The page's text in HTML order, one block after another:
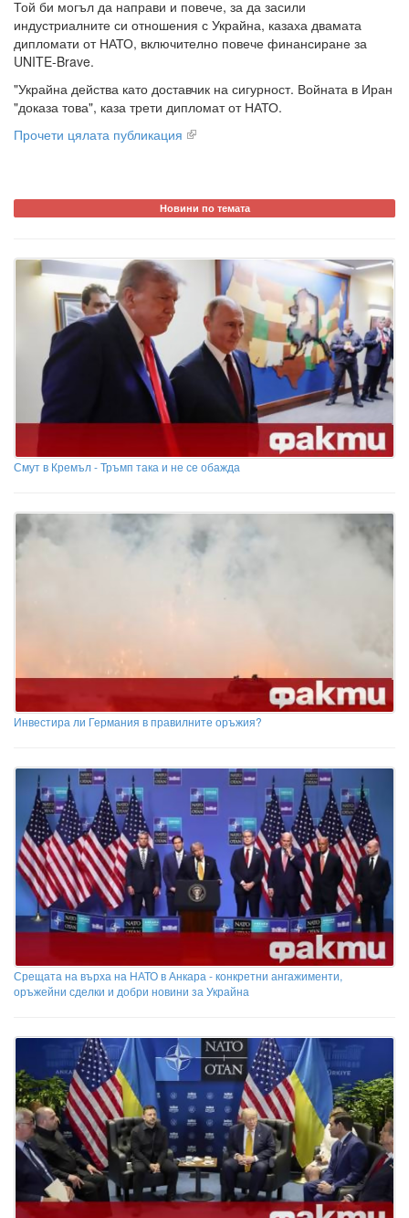
Той би могъл да направи и повече, за да засили
индустриалните си отношения с Украйна, казаха двамата
дипломати от НАТО, включително повече финансиране за
UNITE-Brave.
"Украйна действа като доставчик на сигурност. Войната в Иран
"доказа това", каза трети дипломат от НАТО.
Прочети цялата публикация
Новини по темата
Смут в Кремъл - Тръмп така и не се обажда
Инвестира ли Германия в правилните оръжия?
Срещата на върха на НАТО в Анкара - конкретни ангажименти,
оръжейни сделки и добри новини за Украйна